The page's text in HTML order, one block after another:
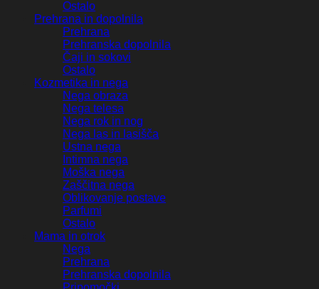
Ostalo
Prehrana in dopolnila
Prehrana
Prehranska dopolnila
Čaji in sokovi
Ostalo
Kozmetika in nega
Nega obraza
Nega telesa
Nega rok in nog
Nega las in lasišča
Ustna nega
Intimna nega
Moška nega
Zaščitna nega
Oblikovanje postave
Parfumi
Ostalo
Mama in otrok
Nega
Prehrana
Prehranska dopolnila